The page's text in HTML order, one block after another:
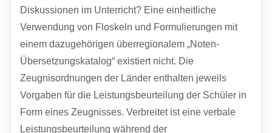
Diskussionen im Unterricht? Eine einheitliche
Verwendung von Floskeln und Formulierungen mit
einem dazugehörigen überregionalem „Noten-
Übersetzungskatalog“ existiert nicht. Die
Zeugnisordnungen der Länder enthalten jeweils
Vorgaben für die Leistungsbeurteilung der Schüler in
Form eines Zeugnisses. Verbreitet ist eine verbale
Leistungsbeurteilung während der